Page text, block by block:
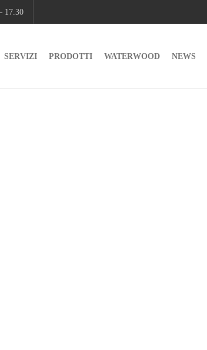
17.30
SERVIZI PRODOTTI WATERWOOD NEWS